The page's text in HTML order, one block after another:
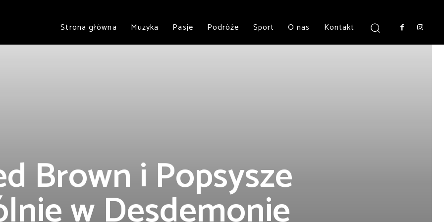
Strona główna Muzyka Pasje Podróże Sport O nas Kontakt
Brown i Popsysze